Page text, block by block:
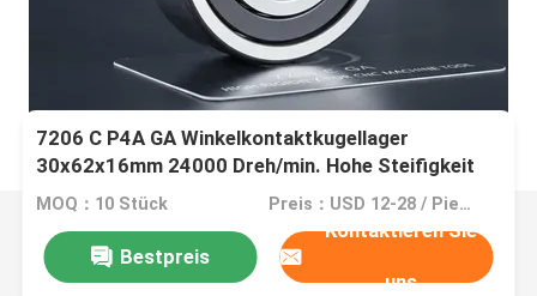
7206 C P4A GA Winkelkontaktkugellager
30x62x16mm 24000 Dreh/min. Hohe Steifigkeit
für CNC-Werkzeugmaschinen
MOQ：10 Stück Preis：USD 12-28 / Piece
Bestpreis
Kontaktieren Sie
uns